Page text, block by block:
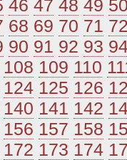
46 47 48 49
68 69 70 71
90 91 92 93
108 109 110
124 125 126
140 141 142
156 157 158
172 173 174